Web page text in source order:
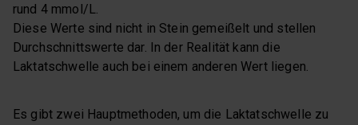
rund 4 mmol/L.
Diese Werte sind nicht in Stein gemeißelt und stellen
Durchschnittswerte dar. In der Realität kann die
Laktatschwelle auch bei einem anderen Wert liegen.
Es gibt zwei Hauptmethoden, um die Laktatschwelle zu